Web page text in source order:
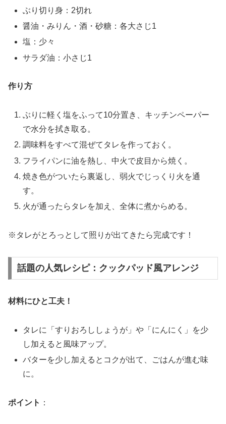
ぶり切り身：2切れ
醤油・みりん・酒・砂糖：各大さじ1
塩：少々
サラダ油：小さじ1
作り方
ぶりに軽く塩をふって10分置き、キッチンペーパー
で水分を拭き取る。
調味料をすべて混ぜてタレを作っておく。
フライパンに油を熱し、中火で皮目から焼く。
焼き色がついたら裏返し、弱火でじっくり火を通
す。
火が通ったらタレを加え、全体に煮からめる。
※タレがとろっとして照りが出てきたら完成です！
話題の人気レシピ：クックパッド風アレンジ
材料にひと工夫！
タレに「すりおろししょうが」や「にんにく」を少
し加えると風味アップ。
バターを少し加えるとコクが出て、ごはんが進む味
に。
ポイント ：